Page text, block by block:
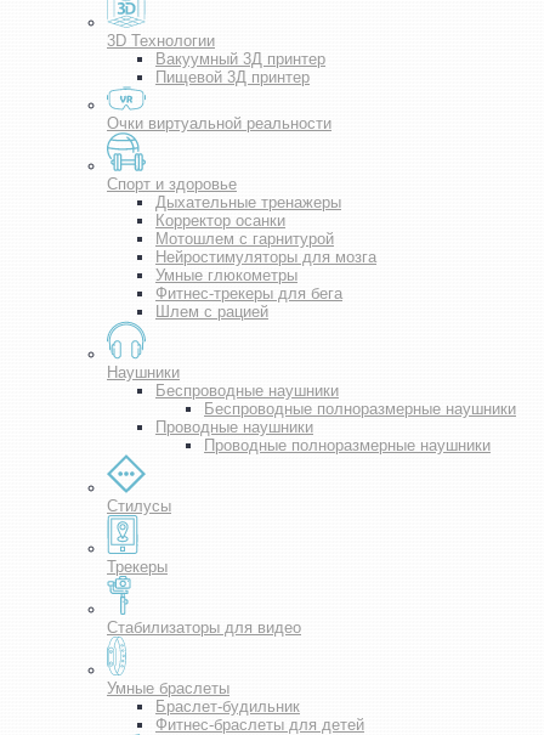
3D Технологии
Вакуумный 3Д принтер
Пищевой 3Д принтер
Очки виртуальной реальности
Спорт и здоровье
Дыхательные тренажеры
Корректор осанки
Мотошлем с гарнитурой
Нейростимуляторы для мозга
Умные глюкометры
Фитнес-трекеры для бега
Шлем с рацией
Наушники
Беспроводные наушники
Беспроводные полноразмерные наушники
Проводные наушники
Проводные полноразмерные наушники
Стилусы
Трекеры
Стабилизаторы для видео
Умные браслеты
Браслет-будильник
Фитнес-браслеты для детей